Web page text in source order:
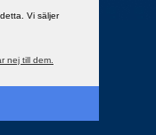
Vi säljer
nej till dem.